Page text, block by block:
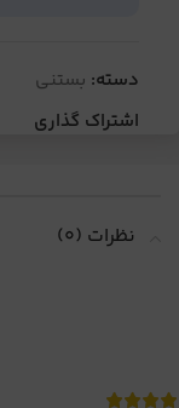
دسته: بستنی
اشتراک گذاری
نظرات (0)